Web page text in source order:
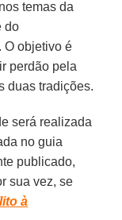
temas da
do
O objetivo é
perdão pela
duas tradições.
será realizada
no guia
publicado,
sua vez, se
à